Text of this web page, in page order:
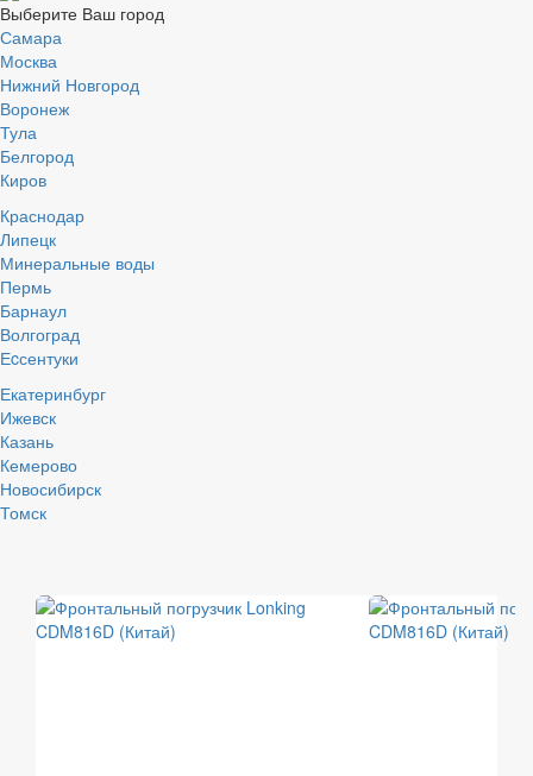
Выберите Ваш город
Самара
Москва
Нижний Новгород
Воронеж
Тула
Белгород
Киров
Краснодар
Липецк
Минеральные воды
Пермь
Барнаул
Волгоград
Еcсентуки
Екатеринбург
Ижевск
Казань
Кемерово
Новосибирск
Томск